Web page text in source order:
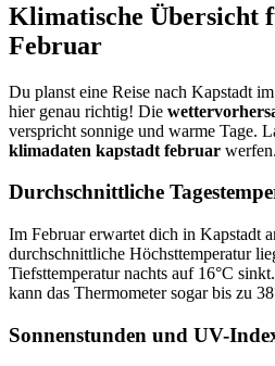
Klimatische Übersicht
Februar
Du planst eine Reise nach Kapstadt
hier genau richtig! Die
verspricht sonnige und warme Tage.
klimadaten kapstadt februar werfen.
Durchschnittliche
Im Februar erwartet dich in Kapstadt
durchschnittliche Höchsttemperatur
Tiefsttemperatur nachts auf 16°C
kann das Thermometer sogar bis zu
Sonnenstunden und UV-